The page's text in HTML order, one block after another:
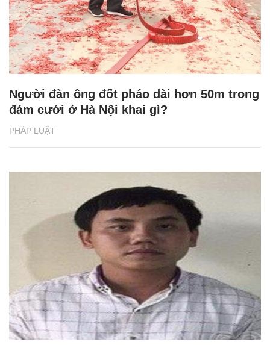
PHÁP LUẬT
Người đàn ông đốt pháo dài hơn 50m trong
đám cưới ở Hà Nội khai gì?